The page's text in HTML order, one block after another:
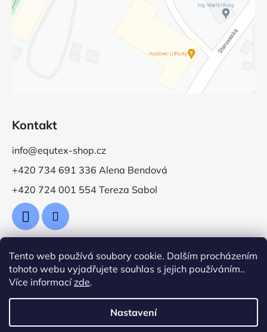
Tento web používá soubory cookie. Dalším procházením
tohoto webu vyjadřujete souhlas s jejich používáním..
Více informacízde.
Nastavení
Kontakt
info@equtex-shop.cz
+420 734 691 336 Alena Bendová
+420 724 001 554 Tereza Sabol
Přijímáme online platby